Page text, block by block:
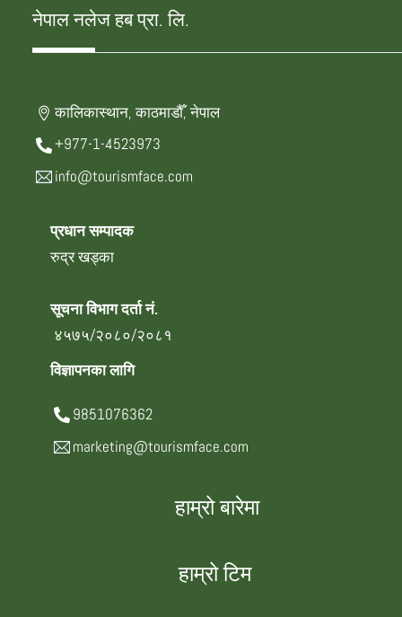
नेपाल नलेज हब प्रा. लि.
कालिकास्थान, काठमाडौँ, नेपाल
+977-1-4523973
info@tourismface.com
प्रधान सम्पादक
रुद्र खड्का
सूचना विभाग दर्ता नं.
४५७५/२०८०/२०८१
विज्ञापनका लागि
9851076362
marketing@tourismface.com
हाम्रो बारेमा
हाम्रो टिम